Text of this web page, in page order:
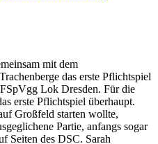
mit dem
das erste Pflichtspiel
Lok Dresden. Für die
erste Pflichtspiel überhaupt.
Großfeld starten wollte,
Partie, anfangs sogar
Seiten des DSC. Sarah